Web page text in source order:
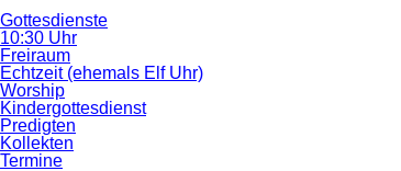
Gottesdienste
10:30 Uhr
Freiraum
Echtzeit (ehemals Elf Uhr)
Worship
Kindergottesdienst
Predigten
Kollekten
Termine